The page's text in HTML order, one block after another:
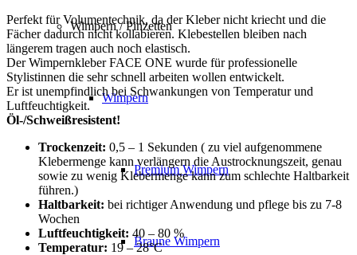
Wimpern / Pinzetten
Wimpern
Premium Wimpern
Braune Wimpern
Perfekt für Volumentechnik, da der Kleber nicht kriecht und die
Fächer dadurch nicht kollabieren. Klebestellen bleiben nach
längerem tragen auch noch elastisch.
Der Wimpernkleber FACE ONE wurde für professionelle
Stylistinnen die sehr schnell arbeiten wollen entwickelt.
Er ist unempfindlich bei Schwankungen von Temperatur und
Luftfeuchtigkeit.
Öl-/Schweißresistent!
Trockenzeit: 0,5 – 1 Sekunden ( zu viel aufgenommene
Klebermenge kann verlängern die Austrocknungszeit, genau
sowie zu wenig Klebermenge kann zum schlechte Haltbarkeit
führen.)
Haltbarkeit: bei richtiger Anwendung und pflege bis zu 7-8
Wochen
Luftfeuchtigkeit: 40 – 80 %
Temperatur: 19 – 28°C